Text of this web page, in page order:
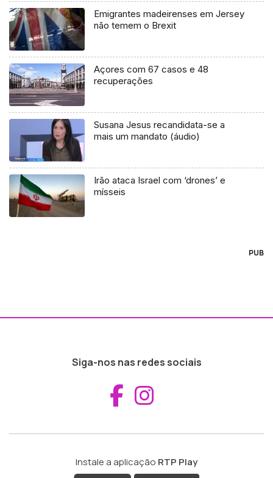
Emigrantes madeirenses em Jersey
não temem o Brexit
Açores com 67 casos e 48
recuperações
Susana Jesus recandidata-se a
mais um mandato (áudio)
Irão ataca Israel com ‘drones’ e
mísseis
PUB
Siga-nos nas redes sociais
Aceder ao
Instale a aplicação RTP Play